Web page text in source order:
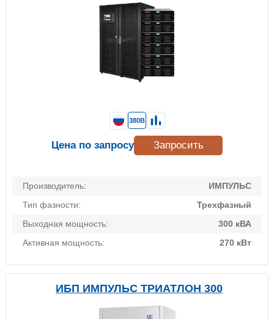
Производитель:
ИМПУЛЬС
Тип фазности:
Трехфазный
Выходная мощность:
300 кВА
Активная мощность:
270 кВт
380В
Цена по запросу Запросить
ИБП ИМПУЛЬС ТРИАТЛОН 300